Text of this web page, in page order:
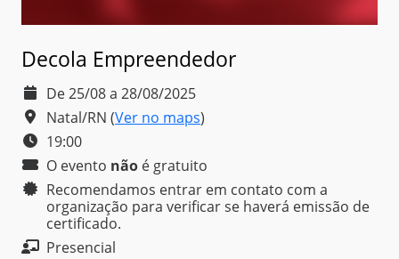
Decola Empreendedor
De 25/08 a 28/08/2025
Natal/RN (Ver no maps)
19:00
O evento não é gratuito
Recomendamos entrar em contato com a
organização para verificar se haverá emissão de
certificado.
Presencial